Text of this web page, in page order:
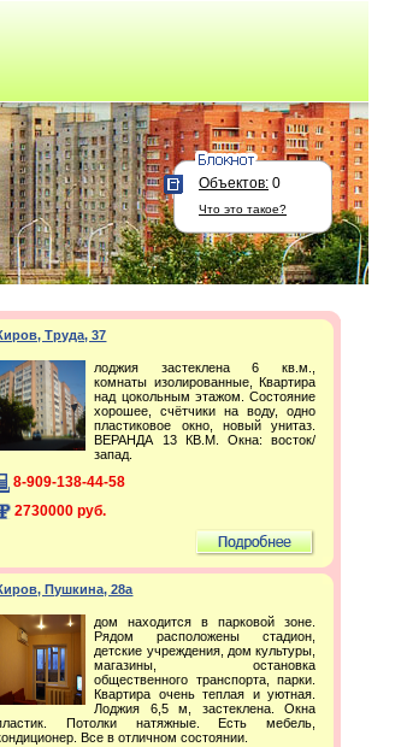
Объектов: 0
Что это такое?
Труда, 37
лоджия застеклена 6 кв.м.,
комнаты изолированные, Квартира
над цокольным этажом. Состояние
хорошее, счётчики на воду, одно
пластиковое окно, новый унитаз.
ВЕРАНДА 13 КВ.М. Окна: восток/
запад.
8-909-138-44-58
2730000 руб.
Пушкина, 28а
дом находится в парковой зоне.
Рядом расположены стадион,
детские учреждения, дом культуры,
магазины, остановка
общественного транспорта, парки.
Квартира очень теплая и уютная.
Лоджия 6,5 м, застеклена. Окна
Потолки натяжные. Есть мебель,
Все в отличном состоянии.